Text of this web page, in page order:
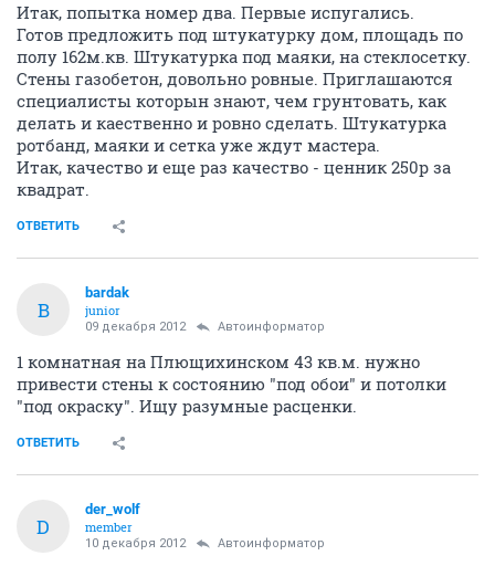
Итак, попытка номер два. Первые испугались.
Готов предложить под штукатурку дом, площадь по
полу 162м.кв. Штукатурка под маяки, на стеклосетку.
Стены газобетон, довольно ровные. Приглашаются
специалисты которын знают, чем грунтовать, как
делать и каественно и ровно сделать. Штукатурка
ротбанд, маяки и сетка уже ждут мастера.
Итак, качество и еще раз качество - ценник 250р за
квадрат.
ОТВЕТИТЬ
B
bardak
junior
09 декабря 2012 Автоинформатор
1 комнатная на Плющихинском 43 кв.м. нужно
привести стены к состоянию "под обои" и потолки
"под окраску". Ищу разумные расценки.
ОТВЕТИТЬ
D
der_wolf
member
10 декабря 2012 Автоинформатор